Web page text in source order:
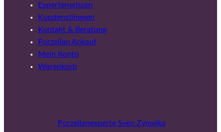
Expertenwissen
Kundenstimmen
Kontakt & Beratung
Porzellan Ankauf
Mein Konto
Warenkorb
Porzellanexperte Sven Zymelka